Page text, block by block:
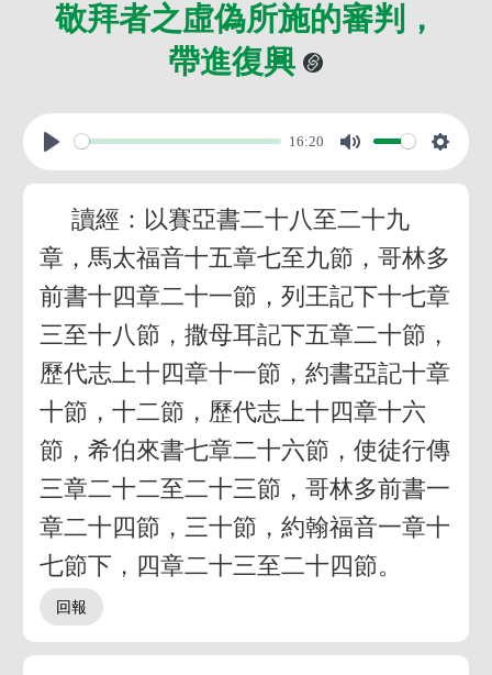
敬拜者之虛偽所施的審判，
帶進復興
16:20
讀經：以賽亞書二十八至二十九
章，馬太福音十五章七至九節，哥林多
前書十四章二十一節，列王記下十七章
三至十八節，撒母耳記下五章二十節，
歷代志上十四章十一節，約書亞記十章
十節，十二節，歷代志上十四章十六
節，希伯來書七章二十六節，使徒行傳
三章二十二至二十三節，哥林多前書一
章二十四節，三十節，約翰福音一章十
七節下，四章二十三至二十四節。